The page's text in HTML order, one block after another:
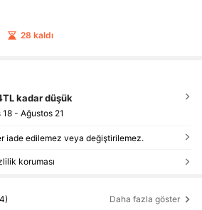
28 kaldı
kadar düşük
- Ağustos 21
iade edilemez veya değiştirilemez.
koruması
Daha fazla göster